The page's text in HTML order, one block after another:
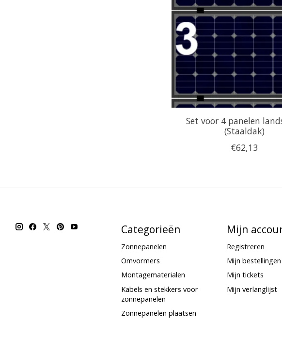
Set voor 4 panelen
(Staaldak)
€62,13
Categorieën
Zonnepanelen
Omvormers
Montagematerialen
Kabels en stekkers voor
zonnepanelen
Zonnepanelen plaatsen
Mijn
Registreren
Mijn bestellingen
Mijn tickets
Mijn verlanglijst